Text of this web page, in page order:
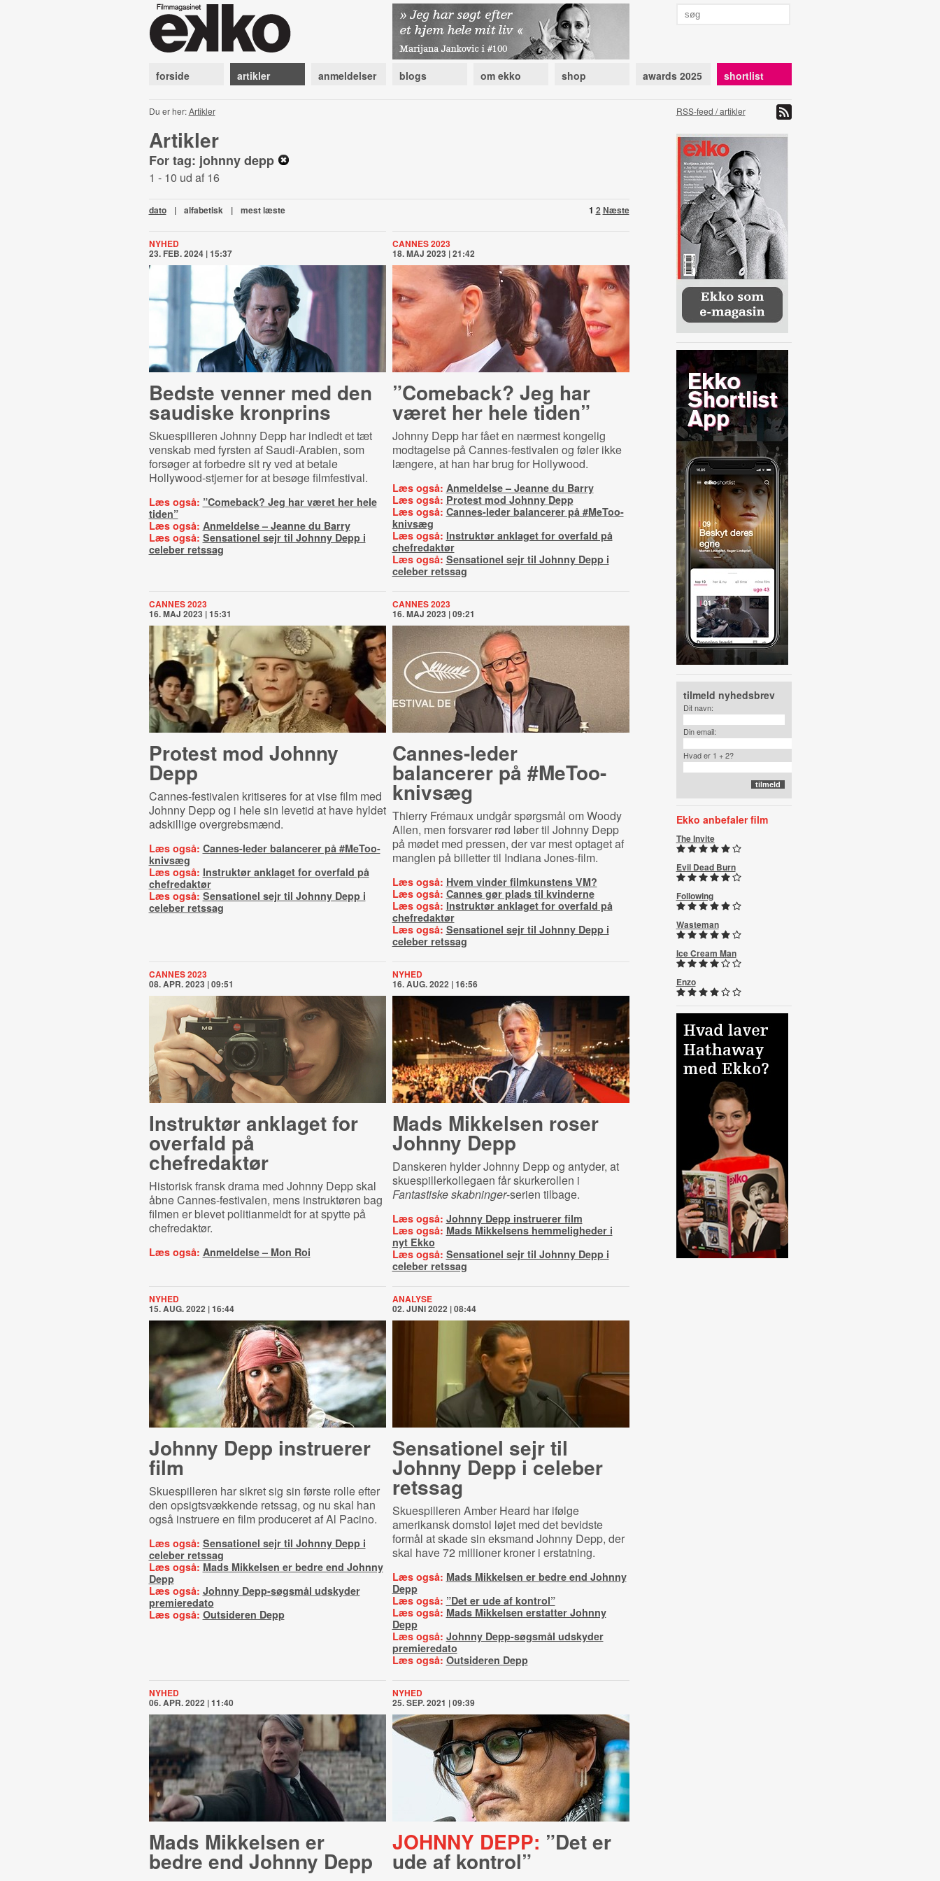
forside artikler anmeldelser blogs om ekko shop awards 2025 shortlist
Du er her:Artikler RSS-feed / artikler
Artikler
For tag: johnny depp
1 - 10 ud af 16
1 2 Næste
dato | alfabetisk | mest læste
NYHED
23. FEB. 2024 | 15:37
Bedste venner med den
saudiske kronprins
Skuespilleren Johnny Depp har indledt et tæt
venskab med fyrsten af Saudi-Arabien, som
forsøger at forbedre sit ry ved at betale
Hollywood-stjerner for at besøge filmfestival.
Læs også: ”Comeback? Jeg har været her hele
tiden”
Læs også: Anmeldelse – Jeanne du Barry
Læs også: Sensationel sejr til Johnny Depp i
celeber retssag
CANNES 2023
18. MAJ 2023 | 21:42
”Comeback? Jeg har
været her hele tiden”
Johnny Depp har fået en nærmest kongelig
modtagelse på Cannes-festivalen og føler ikke
længere, at han har brug for Hollywood.
Læs også: Anmeldelse – Jeanne du Barry
Læs også: Protest mod Johnny Depp
Læs også: Cannes-leder balancerer på #MeToo-
knivsæg
Læs også: Instruktør anklaget for overfald på
chefredaktør
Læs også: Sensationel sejr til Johnny Depp i
celeber retssag
CANNES 2023
16. MAJ 2023 | 15:31
Protest mod Johnny
Depp
Cannes-festivalen kritiseres for at vise film med
Johnny Depp og i hele sin levetid at have hyldet
adskillige overgrebsmænd.
Læs også: Cannes-leder balancerer på #MeToo-
knivsæg
Læs også: Instruktør anklaget for overfald på
chefredaktør
Læs også: Sensationel sejr til Johnny Depp i
celeber retssag
CANNES 2023
16. MAJ 2023 | 09:21
Cannes-leder
balancerer på #MeToo-
knivsæg
Thierry Frémaux undgår spørgsmål om Woody
Allen, men forsvarer rød løber til Johnny Depp
på mødet med pressen, der var mest optaget af
manglen på billetter til Indiana Jones-film.
Læs også: Hvem vinder filmkunstens VM?
Læs også: Cannes gør plads til kvinderne
Læs også: Instruktør anklaget for overfald på
chefredaktør
Læs også: Sensationel sejr til Johnny Depp i
celeber retssag
CANNES 2023
08. APR. 2023 | 09:51
Instruktør anklaget for
overfald på
chefredaktør
Historisk fransk drama med Johnny Depp skal
åbne Cannes-festivalen, mens instruktøren bag
filmen er blevet politianmeldt for at spytte på
chefredaktør.
Læs også: Anmeldelse – Mon Roi
NYHED
16. AUG. 2022 | 16:56
Mads Mikkelsen roser
Johnny Depp
Danskeren hylder Johnny Depp og antyder, at
skuespillerkollegaen får skurkerollen i
Fantastiske skabninger-serien tilbage.
Læs også: Johnny Depp instruerer film
Læs også: Mads Mikkelsens hemmeligheder i
nyt Ekko
Læs også: Sensationel sejr til Johnny Depp i
celeber retssag
NYHED
15. AUG. 2022 | 16:44
Johnny Depp instruerer
film
Skuespilleren har sikret sig sin første rolle efter
den opsigtsvækkende retssag, og nu skal han
også instruere en film produceret af Al Pacino.
Læs også: Sensationel sejr til Johnny Depp i
celeber retssag
Læs også: Mads Mikkelsen er bedre end Johnny
Depp
Læs også: Johnny Depp-søgsmål udskyder
premieredato
Læs også: Outsideren Depp
ANALYSE
02. JUNI 2022 | 08:44
Sensationel sejr til
Johnny Depp i celeber
retssag
Skuespilleren Amber Heard har ifølge
amerikansk domstol løjet med det bevidste
formål at skade sin eksmand Johnny Depp, der
skal have 72 millioner kroner i erstatning.
Læs også: Mads Mikkelsen er bedre end Johnny
Depp
Læs også: ”Det er ude af kontrol”
Læs også: Mads Mikkelsen erstatter Johnny
Depp
Læs også: Johnny Depp-søgsmål udskyder
premieredato
Læs også: Outsideren Depp
NYHED
06. APR. 2022 | 11:40
Mads Mikkelsen er
bedre end Johnny Depp
NYHED
25. SEP. 2021 | 09:39
JOHNNY DEPP: ”Det er
ude af kontrol”
tilmeld nyhedsbrev
Dit navn:
Din email:
Hvad er 1 + 2?
Ekko anbefaler film
The Invite
Evil Dead Burn
Following
Wasteman
Ice Cream Man
Enzo